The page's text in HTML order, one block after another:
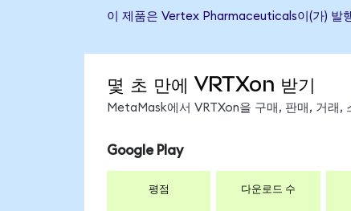
이 제품은 Vertex Pharmaceuticals이(가) 발
몇 초 만에 VRTXon 받기
MetaMask에서 VRTXon을 구매, 판매, 거래,
Google Play
평점 다운로드 수